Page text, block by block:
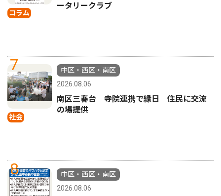
コラム
ータリークラブ
7
社会
中区・西区・南区
2026.08.06
南区三春台 寺院連携で縁日 住民に交流
の場提供
8
中区・西区・南区
2026.08.06